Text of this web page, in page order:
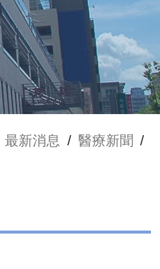
最新消息 / 醫療新聞 /